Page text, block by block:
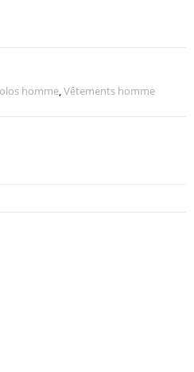
homme,Vêtements homme